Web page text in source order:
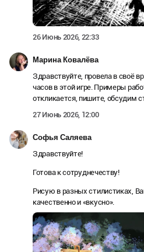
26 Июнь 2026, 22:33
Марина Ковалёва
Здравствуйте, провела в своё
часов в этой игре. Примеры
откликается, пишите, обсудим
27 Июнь 2026, 12:00
Софья Саляева
Здравствуйте!
Готова к сотруднечеству!
Рисую в разных стилистиках,
качественно и «вкусно».